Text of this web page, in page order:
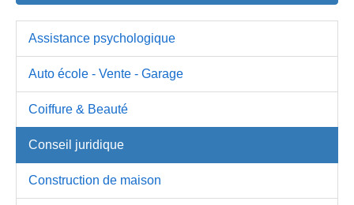
Assistance psychologique
Auto école - Vente - Garage
Coiffure & Beauté
Conseil juridique
Construction de maison